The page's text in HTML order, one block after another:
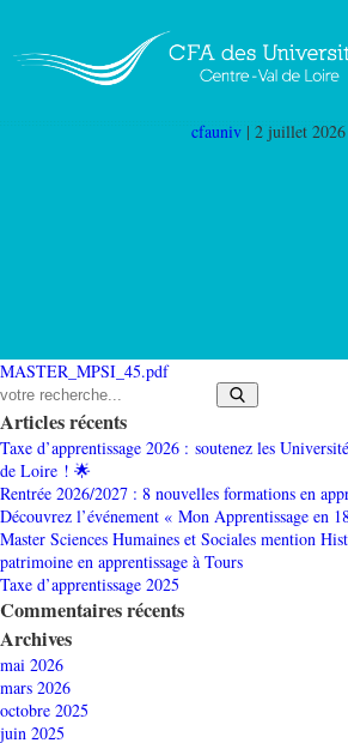
produit et des solutions
(Master MPSI 45)
cfauniv | 2 juillet 2026
MASTER_MPSI_45.pdf
Articles récents
Taxe d’apprentissage 2026 : soutenez les
de Loire ! 🌟
Rentrée 2026/2027 : 8 nouvelles formations en
Découvrez l’événement « Mon Apprentissage en
Master Sciences Humaines et Sociales mention
patrimoine en apprentissage à Tours
Taxe d’apprentissage 2025
Commentaires récents
Archives
mai 2026
mars 2026
octobre 2025
juin 2025